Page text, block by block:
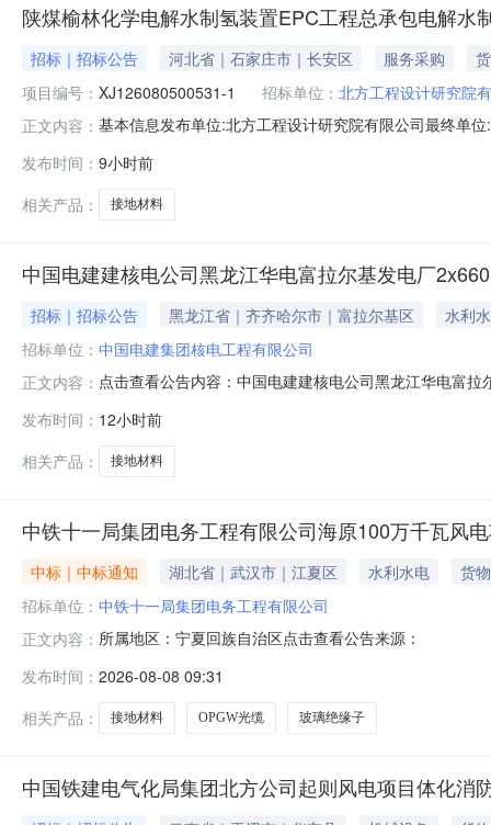
陕煤榆林化学电解水制氢装置EPC工程总承包电解
招标｜招标公告 河北省｜石家庄市｜长安区 服务采购
项目编号： XJ126080500531-1 招标单位： 北方工程设计研究院
正文内容： 基本信息发布单位:北方工程设计研究院有限公司最终单
货、运输及现场服务、风险等所需的全部费用）其他其
发布时间： 9小时前
相关产品：
接地材料
中国电建建核电公司黑龙江华电富拉尔基发电厂
招标｜招标公告 黑龙江省｜齐齐哈尔市｜富拉尔基区
水利
招标单位： 中国电建集团核电工程有限公司
正文内容： 点击查看公告内容：中国电建建核电公司黑龙江华电富
发布时间： 12小时前
相关产品：
接地材料
中铁十一局集团电务工程有限公司海原100万千瓦风
中标｜中标通知 湖北省｜武汉市｜江夏区 水利水电
货物
招标单位： 中铁十一局集团电务工程有限公司
正文内容： 所属地区：宁夏回族自治区点击查看公告来源：
发布时间： 2026-08-08 09:31
相关产品：
接地材料 OPGW光缆 玻璃绝缘子
中国铁建电气化局集团北方公司起则风电项目体化